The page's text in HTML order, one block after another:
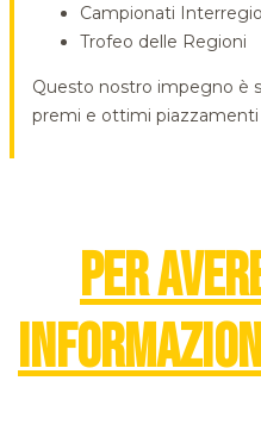
Campionati
Trofeo delle Regioni
Questo nostro impegno è
premi e ottimi piazzamenti
PER